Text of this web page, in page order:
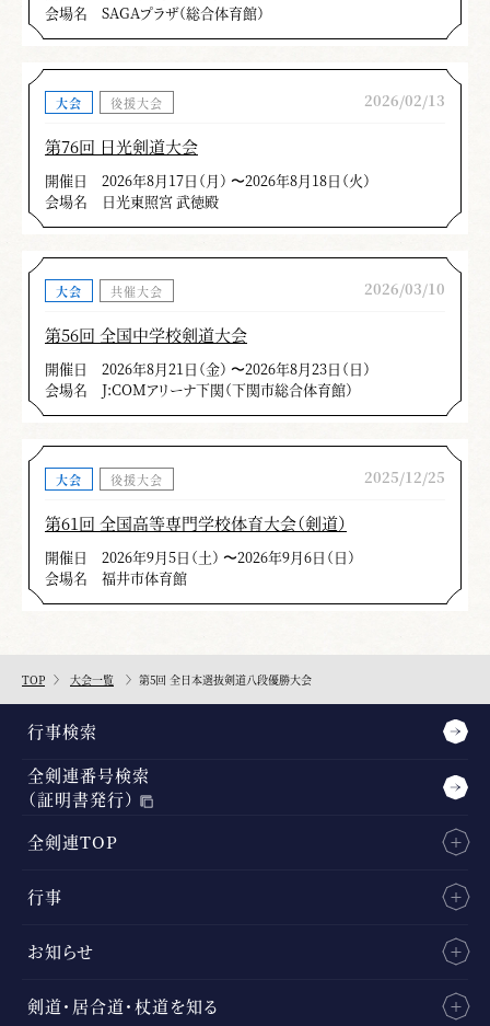
会場名
SAGAプラザ（総合体育館）
大会 後援大会 2026/02/13
第76回 日光剣道大会
開催日
2026年8月17日（月） 〜2026年8月18日（火）
会場名
日光東照宮 武徳殿
大会 共催大会 2026/03/10
第56回 全国中学校剣道大会
開催日
2026年8月21日（金） 〜2026年8月23日（日）
会場名
J:COMアリーナ下関（下関市総合体育館）
大会 後援大会 2025/12/25
第61回 全国高等専門学校体育大会（剣道）
開催日
2026年9月5日（土） 〜2026年9月6日（日）
会場名
福井市体育館
TOP 大会一覧 第5回 全日本選抜剣道八段優勝大会
行事検索
全剣連番号検索
（証明書発行）
全剣連TOP
行事
お知らせ
剣道・居合道・杖道を知る